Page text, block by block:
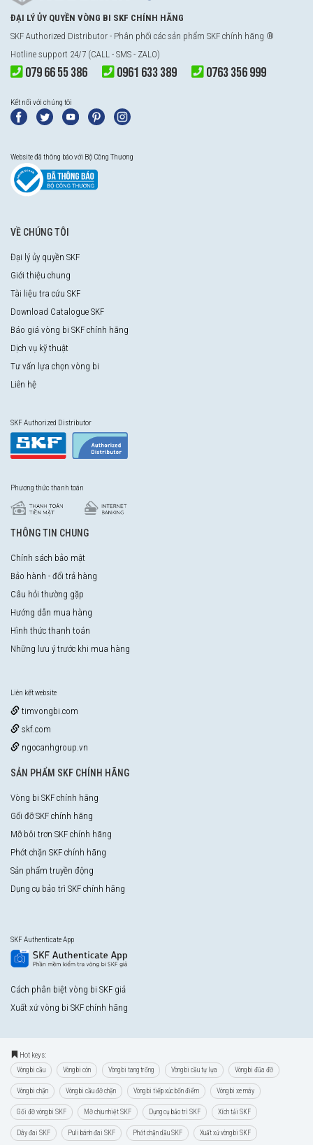
ĐẠI LÝ ỦY QUYỀN VÒNG BI SKF CHÍNH HÃNG
SKF Authorized Distributor - Phân phối các sản phẩm SKF chính hãng ®
Hotline support 24/7 (CALL - SMS - ZALO)
079 66 55 386 0961 633 389 0763 356 999
Kết nối với chúng tôi
Website đã thông báo với Bộ Công Thương
VỀ CHÚNG TÔI
Đại lý ủy quyền SKF
Giới thiệu chung
Tài liệu tra cứu SKF
Download Catalogue SKF
Báo giá vòng bi SKF chính hãng
Dịch vụ kỹ thuật
Tư vấn lựa chọn vòng bi
Liên hệ
SKF Authorized Distributor
Phương thức thanh toán
THÔNG TIN CHUNG
Chính sách bảo mật
Bảo hành - đổi trả hàng
Câu hỏi thường gặp
Hướng dẫn mua hàng
Hình thức thanh toán
Những lưu ý trước khi mua hàng
Liên kết website
timvongbi.com
skf.com
ngocanhgroup.vn
SẢN PHẨM SKF CHÍNH HÃNG
Vòng bi SKF chính hãng
Gối đỡ SKF chính hãng
Mỡ bôi trơn SKF chính hãng
Phớt chặn SKF chính hãng
Sản phẩm truyền động
Dụng cụ bảo trì SKF chính hãng
SKF Authenticate App
Cách phân biệt vòng bi SKF giả
Xuất xứ vòng bi SKF chính hãng
Hot keys:
Vòng bi cầu Vòng bi côn Vòng bi tang trống Vòng bi cầu tự lựa Vòng bi đũa đỡ
Vòng bi chặn Vòng bi cầu đỡ chặn Vòng bi tiếp xúc bốn điểm Vòng bi xe máy
Gối đỡ vòng bi SKF Mỡ chịu nhiệt SKF Dụng cụ bảo trì SKF Xích tải SKF
Dây đai SKF Puli bánh đai SKF Phớt chặn dầu SKF Xuất xứ vòng bi SKF